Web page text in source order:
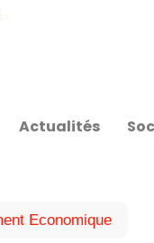
Actualités
Economique